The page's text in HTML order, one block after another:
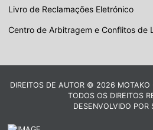
Livro de Reclamações Eletrónico
Centro de Arbitragem e Conflitos de
DIREITOS DE AUTOR © 2026 MOTAKO
TODOS OS DIREITOS
DESENVOLVIDO POR